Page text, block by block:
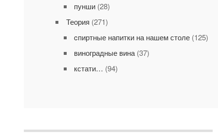
пунши(28)
Теория (271)
cпиртные напитки на нашем столе(125)
виноградные вина(37)
кстати… (94)